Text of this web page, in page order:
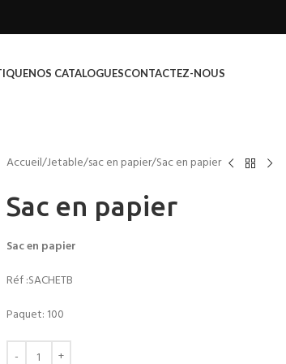
NOS CATALOGUESCONTACTEZ-NOUS
Accueil Jetable sac en papier Sac en papier
Sac en papier
Sac en papier
Réf :SACHETB
Paquet: 100